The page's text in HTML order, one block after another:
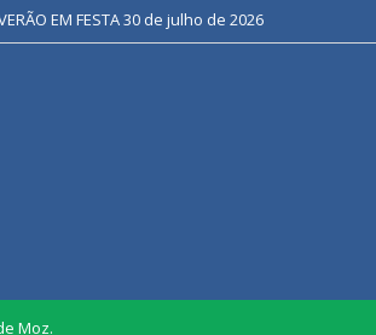
EM FESTA30 de julho de 2026
Moz.